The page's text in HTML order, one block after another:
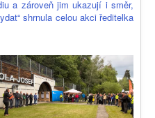
a zároveň jim ukazují i směr,
shrnula celou akci ředitelka